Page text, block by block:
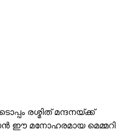
രശ്മിത് മന്ദനയ്ക്ക്
ഈ മനോഹരമായ മെമ്മറി